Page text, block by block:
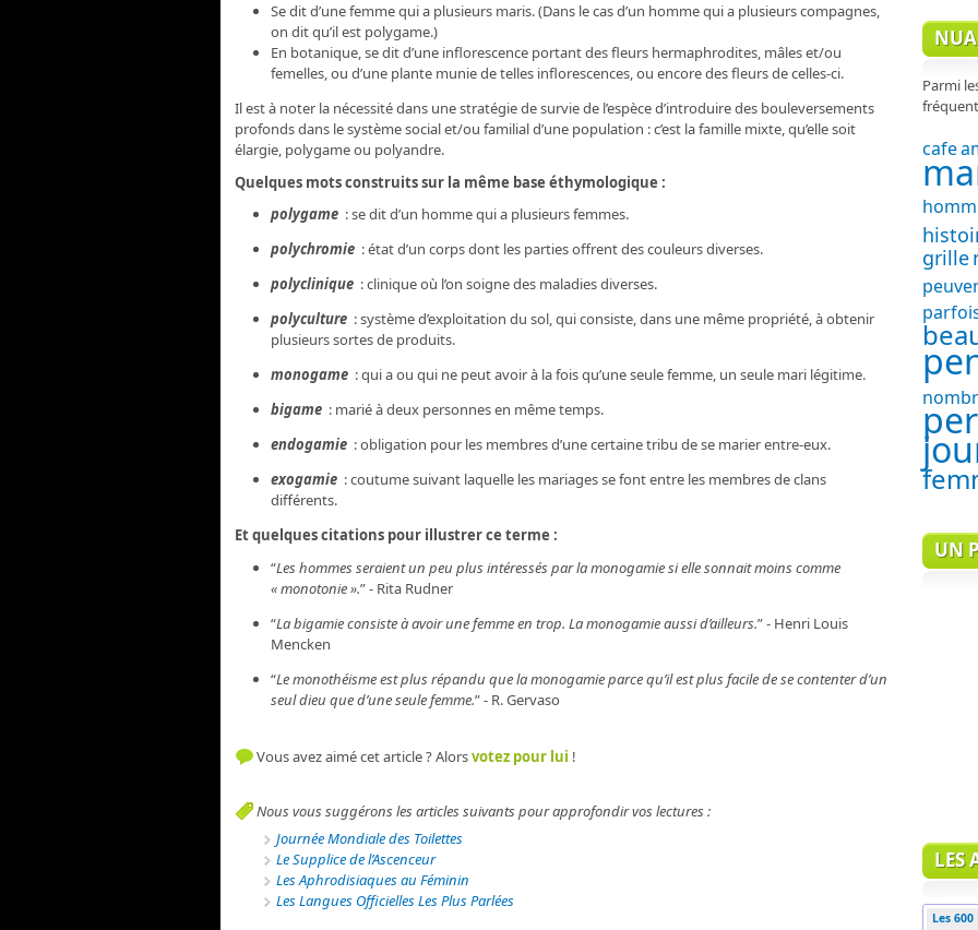
Se dit d’une femme qui a plusieurs maris. (Dans le cas d’un homme qui a plusieurs compagnes,
on dit qu’il est polygame.)
En botanique, se dit d’une inflorescence portant des fleurs hermaphrodites, mâles et/ou
femelles, ou d’une plante munie de telles inflorescences, ou encore des fleurs de celles-ci.
Il est à noter la nécessité dans une stratégie de survie de l’espèce d’introduire des bouleversements
profonds dans le système social et/ou familial d’une population : c’est la famille mixte, qu’elle soit
élargie, polygame ou polyandre.
Quelques mots construits sur la même base éthymologique :
polygame : se dit d’un homme qui a plusieurs femmes.
polychromie : état d’un corps dont les parties offrent des couleurs diverses.
polyclinique : clinique où l’on soigne des maladies diverses.
polyculture : système d’exploitation du sol, qui consiste, dans une même propriété, à obtenir
plusieurs sortes de produits.
monogame : qui a ou qui ne peut avoir à la fois qu’une seule femme, un seule mari légitime.
bigame : marié à deux personnes en même temps.
endogamie : obligation pour les membres d’une certaine tribu de se marier entre-eux.
exogamie : coutume suivant laquelle les mariages se font entre les membres de clans
différents.
Et quelques citations pour illustrer ce terme :
“Les hommes seraient un peu plus intéressés par la monogamie si elle sonnait moins comme
« monotonie ».” - Rita Rudner
“La bigamie consiste à avoir une femme en trop. La monogamie aussi d’ailleurs.” - Henri Louis
Mencken
“Le monothéisme est plus répandu que la monogamie parce qu’il est plus facile de se contenter d’un
seul dieu que d’une seule femme.” - R. Gervaso
Vous avez aimé cet article ? Alorsvotez pour lui !
Nous vous suggérons les articles suivants pour approfondir vos lectures :
Journée Mondiale des Toilettes
Le Supplice de l’Ascenceur
Les Aphrodisiaques au Féminin
Les Langues Officielles Les Plus Parlées
Parmi
cafe
grille
UN
LES
Les